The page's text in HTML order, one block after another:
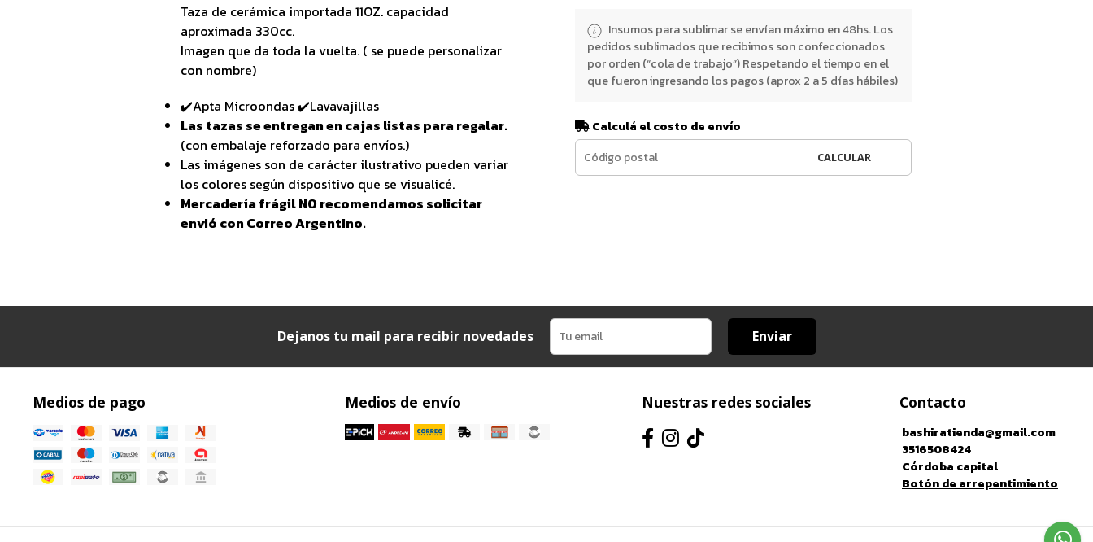
Taza de cerámica importada 11OZ. capacidad
aproximada 330cc.
Imagen que da toda la vuelta. ( se puede personalizar
con nombre)
✔️Apta Microondas ✔️Lavavajillas
Las tazas se entregan en cajas listas para regalar.
(con embalaje reforzado para envíos.)
Las imágenes son de carácter ilustrativo pueden variar
los colores según dispositivo que se visualicé.
Mercadería frágil NO recomendamos solicitar
envió con Correo Argentino.
Insumos para sublimar se envían máximo en 48hs. Los
pedidos sublimados que recibimos son confeccionados
por orden (“cola de trabajo”) Respetando el tiempo en el
que fueron ingresando los pagos (aprox 2 a 5 días hábiles)
Calculá el costo de envío
CALCULAR
Dejanos tu mail para recibir novedades Enviar
Medios de pago Medios de envío Nuestras redes sociales Contacto
bashiratienda@gmail.com
3516508424
Córdoba capital
Botón de arrepentimiento